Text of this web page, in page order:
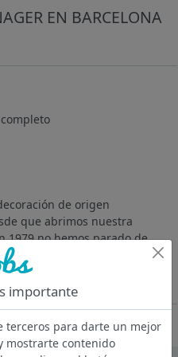
EN BARCELONA
de origen
que abrimos nuestra
1979 no hemos parado de
estamos presentes en
Oferta desactivada
importante
terceros para darte un mejor
mostrarte contenido